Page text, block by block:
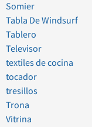
Somier
Tabla De Windsurf
Tablero
Televisor
textiles de cocina
tocador
tresillos
Trona
Vitrina